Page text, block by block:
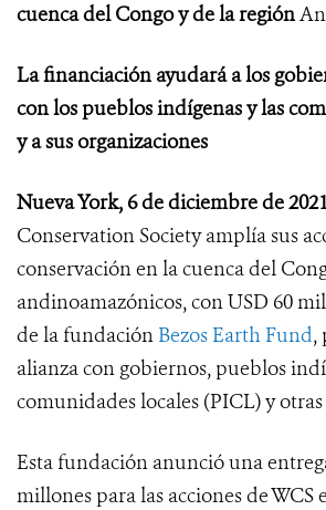
cuenca del Congo y de la región
La financiación ayudará a los
con los pueblos indígenas y las
y a sus organizaciones
Nueva York, 6 de diciembre de
Conservation Society amplía sus
conservación en la cuenca del
andinoamazónicos, con USD 60
de la fundación Bezos Earth Fund,
alianza con gobiernos, pueblos
comunidades locales (PICL) y
Esta fundación anunció una
millones para las acciones de WCS